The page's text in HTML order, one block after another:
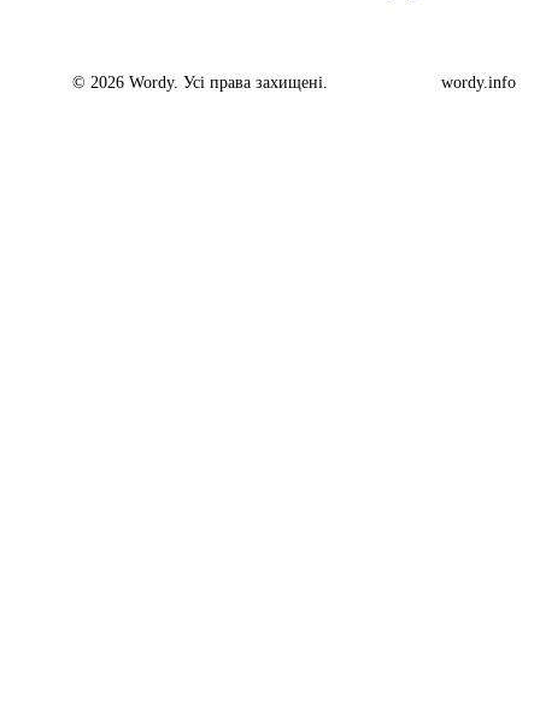
© 2026 Wordy. Усі права захищені. wordy.info